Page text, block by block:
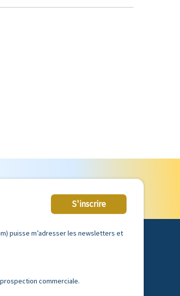
puisse m’adresser les newsletters et
commerciale.
S'inscrire